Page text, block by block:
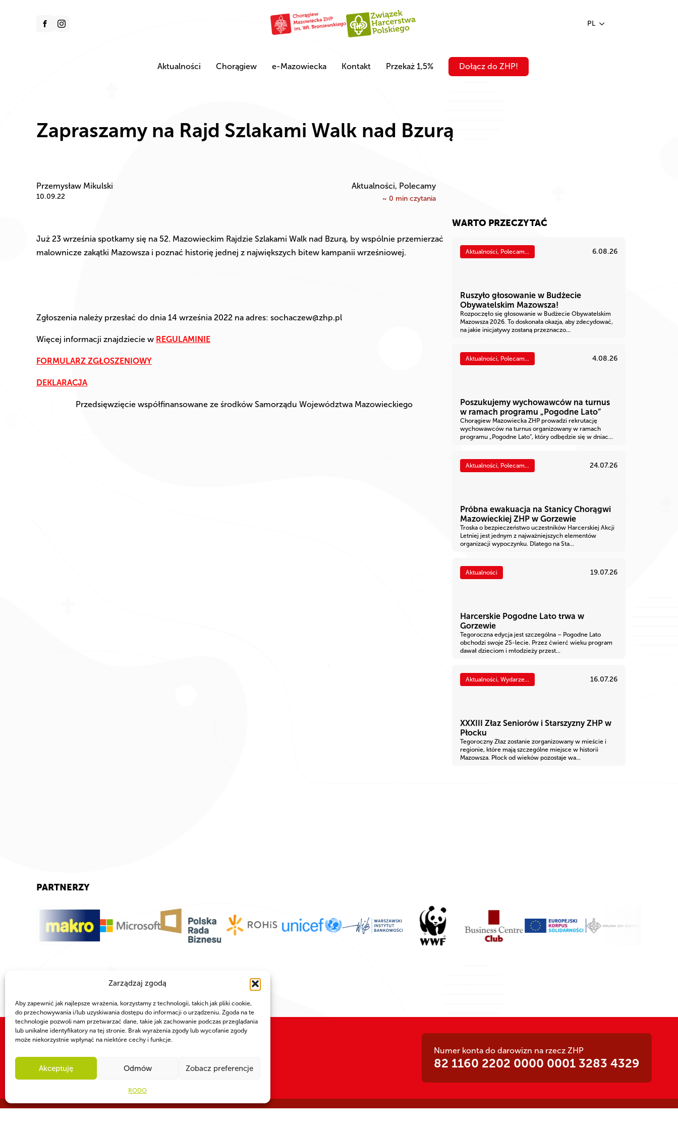
Zarządzaj zgodą
Aby zapewnić jak najlepsze wrażenia, korzystamy z technologii, takich jak pliki cookie,
do przechowywania i/lub uzyskiwania dostępu do informacji o urządzeniu. Zgoda na te
technologie pozwoli nam przetwarzać dane, takie jak zachowanie podczas przeglądania
lub unikalne identyfikatory na tej stronie. Brak wyrażenia zgody lub wycofanie zgody
może niekorzystnie wpłynąć na niektóre cechy i funkcje.
Akceptuję Odmów Zobacz preferencje
RODO
PL
Aktualności Chorągiew e-Mazowiecka Kontakt Przekaż 1,5% Dołącz do ZHP!
Zapraszamy na Rajd Szlakami Walk nad Bzurą
Przemysław Mikulski
10.09.22
Aktualności, Polecamy
~ 0 min czytania
Już 23 września spotkamy się na 52. Mazowieckim Rajdzie Szlakami Walk nad Bzurą, by wspólnie przemierzać
malownicze zakątki Mazowsza i poznać historię jednej z największych bitew kampanii wrześniowej.
Zgłoszenia należy przesłać do dnia 14 września 2022 na adres: sochaczew@zhp.pl
Więcej informacji znajdziecie w REGULAMINIE
FORMULARZ ZGŁOSZENIOWY
DEKLARACJA
Przedsięwzięcie współfinansowane ze środków Samorządu Województwa Mazowieckiego
WARTO PRZECZYTAĆ
Aktualności, Polecam... 6.08.26
Ruszyło głosowanie w Budżecie
Obywatelskim Mazowsza!
Rozpoczęło się głosowanie w Budżecie Obywatelskim
Mazowsza 2026. To doskonała okazja, aby zdecydować,
na jakie inicjatywy zostaną przeznaczo...
Aktualności, Polecam... 4.08.26
Poszukujemy wychowawców na turnus
w ramach programu „Pogodne Lato”
Chorągiew Mazowiecka ZHP prowadzi rekrutację
wychowawców na turnus organizowany w ramach
programu „Pogodne Lato”, który odbędzie się w dniac...
Aktualności, Polecam... 24.07.26
Próbna ewakuacja na Stanicy Chorągwi
Mazowieckiej ZHP w Gorzewie
Troska o bezpieczeństwo uczestników Harcerskiej Akcji
Letniej jest jednym z najważniejszych elementów
organizacji wypoczynku. Dlatego na Sta...
Aktualności 19.07.26
Harcerskie Pogodne Lato trwa w
Gorzewie
Tegoroczna edycja jest szczególna – Pogodne Lato
obchodzi swoje 25-lecie. Przez ćwierć wieku program
dawał dzieciom i młodzieży przest...
Aktualności, Wydarze... 16.07.26
XXXIII Złaz Seniorów i Starszyzny ZHP w
Płocku
Tegoroczny Złaz zostanie zorganizowany w mieście i
regionie, które mają szczególne miejsce w historii
Mazowsza. Płock od wieków pozostaje wa...
PARTNERZY
WSPÓLNIE DLA HARCERSKIEJ MISJI
Twoje wsparcie, nasza siła!
Numer konta do darowizn na rzecz ZHP
82 1160 2202 0000 0001 3283 4329